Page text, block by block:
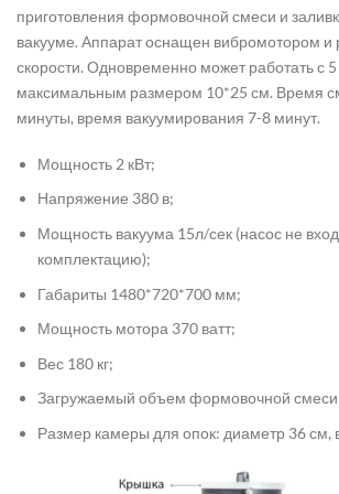
приготовления формовочной смеси и
вакууме. Аппарат оснащен вибромотором и
скорости. Одновременно может работать с
максимальным размером 10*25 см. Время
минуты, время вакуумирования 7-8 минут.
Мощность 2 кВт;
Напряжение 380 в;
Мощность вакуума 15л/сек (насос не
комплектацию);
Габариты 1480*720*700 мм;
Мощность мотора 370 ватт;
Вес 180 кг;
Загружаемый объем формовочной смеси
Размер камеры для опок: диаметр 36 см,